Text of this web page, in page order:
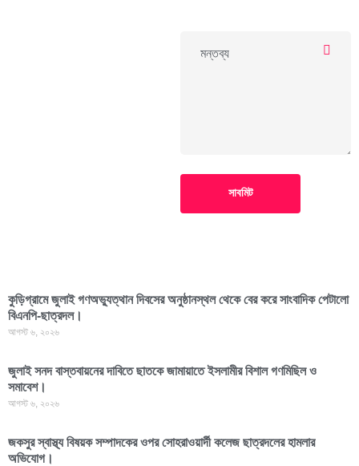
সাবমিট
কুড়িগ্রামে জুলাই গণঅভ্যুত্থান দিবসের অনুষ্ঠানস্থল থেকে বের করে সাংবাদিক পেটালো
বিএনপি-ছাত্রদল।
আগস্ট ৬, ২০২৬
জুলাই সনদ বাস্তবায়নের দাবিতে ছাতকে জামায়াতে ইসলামীর বিশাল গণমিছিল ও
সমাবেশ।
আগস্ট ৬, ২০২৬
জকসুর স্বাস্থ্য বিষয়ক সম্পাদকের ওপর সোহরাওয়ার্দী কলেজ ছাত্রদলের হামলার
অভিযোগ।